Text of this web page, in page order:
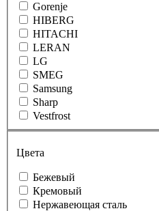
Gorenje
HIBERG
HITACHI
LERAN
LG
SMEG
Samsung
Sharp
Vestfrost
Цвета
Бежевый
Кремовый
Нержавеющая сталь